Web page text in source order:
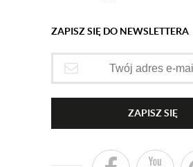
ZAPISZ SIĘ DO NEWSLETTERA
ZAPISZ SIĘ